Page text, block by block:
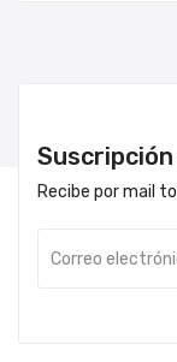
Recibe por mail